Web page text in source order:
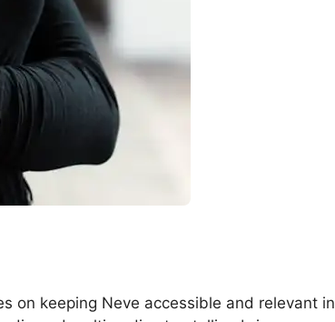
on keeping Neve accessible and relevant in